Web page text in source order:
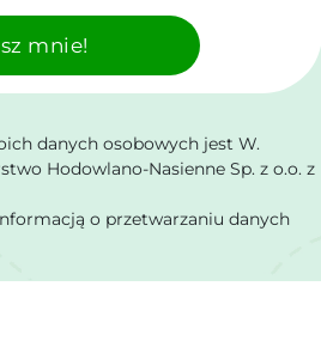
mnie!
danych osobowych jest W.
Hodowlano-Nasienne Sp. z o.o. z
o przetwarzaniu danych